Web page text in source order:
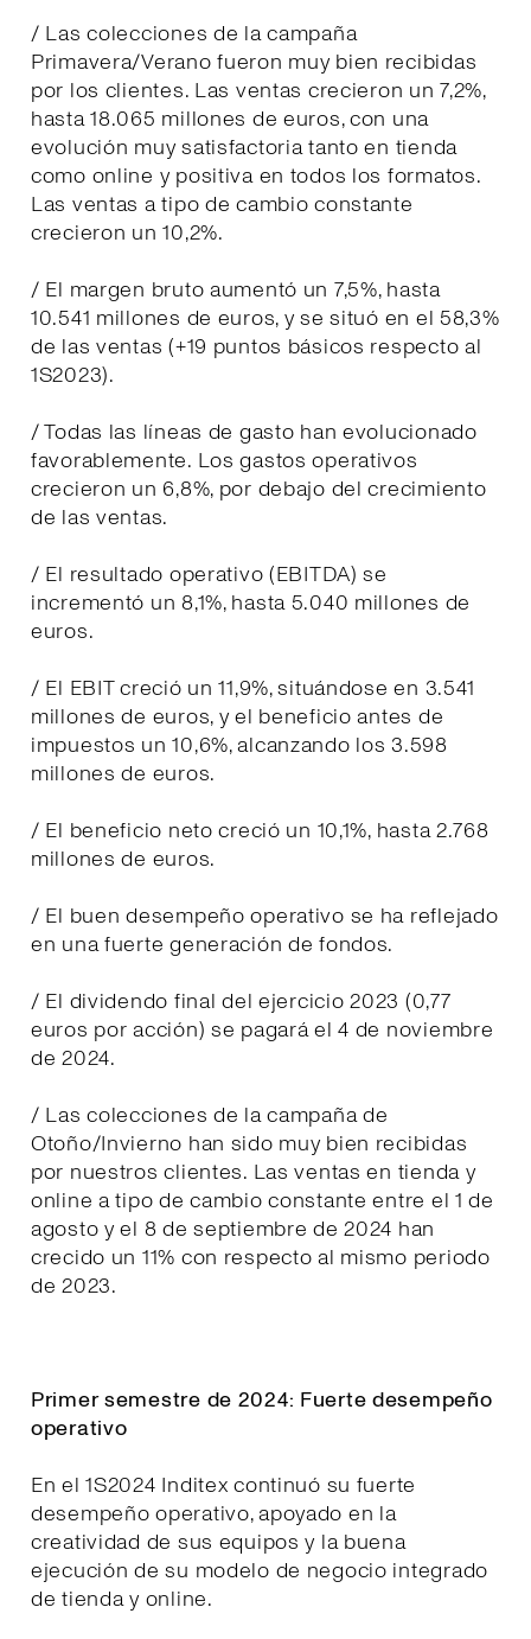
/ Las colecciones de la campaña
Primavera/Verano fueron muy bien recibidas
por los clientes. Las ventas crecieron un 7,2%,
hasta 18.065 millones de euros, con una
evolución muy satisfactoria tanto en tienda
como online y positiva en todos los formatos.
Las ventas a tipo de cambio constante
crecieron un 10,2%.
/ El margen bruto aumentó un 7,5%, hasta
10.541 millones de euros, y se situó en el 58,3%
de las ventas (+19 puntos básicos respecto al
1S2023).
/ Todas las líneas de gasto han evolucionado
favorablemente. Los gastos operativos
crecieron un 6,8%, por debajo del crecimiento
de las ventas.
/ El resultado operativo (EBITDA) se
incrementó un 8,1%, hasta 5.040 millones de
euros.
/ El EBIT creció un 11,9%, situándose en 3.541
millones de euros, y el beneficio antes de
impuestos un 10,6%, alcanzando los 3.598
millones de euros.
/ El beneficio neto creció un 10,1%, hasta 2.768
millones de euros.
/ El buen desempeño operativo se ha reflejado
en una fuerte generación de fondos.
/ El dividendo final del ejercicio 2023 (0,77
euros por acción) se pagará el 4 de noviembre
de 2024.
/ Las colecciones de la campaña de
Otoño/Invierno han sido muy bien recibidas
por nuestros clientes. Las ventas en tienda y
online a tipo de cambio constante entre el 1 de
agosto y el 8 de septiembre de 2024 han
crecido un 11% con respecto al mismo periodo
de 2023.
Primer semestre de 2024: Fuerte desempeño
operativo
En el 1S2024 Inditex continuó su fuerte
desempeño operativo, apoyado en la
creatividad de sus equipos y la buena
ejecución de su modelo de negocio integrado
de tienda y online.